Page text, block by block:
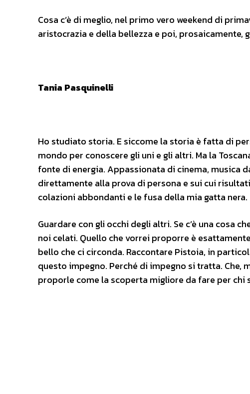
Cosa c’è di meglio, nel primo vero weekend di
aristocrazia e della bellezza e poi, prosaicamente,
Tania Pasquinelli
Ho studiato storia. E siccome la storia è fatta di
mondo per conoscere gli uni e gli altri. Ma la
fonte di energia. Appassionata di cinema, musica
direttamente alla prova di persona e sui cui
colazioni abbondanti e le fusa della mia gatta nera.
Guardare con gli occhi degli altri. Se c’è una cosa
noi celati. Quello che vorrei proporre è
bello che ci circonda. Raccontare Pistoia, in
questo impegno. Perché di impegno si tratta. Che,
proporle come la scoperta migliore da fare per chi